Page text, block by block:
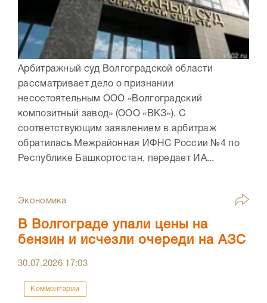
Арбитражный суд Волгоградской области
рассматривает дело о признании
несостоятельным ООО «Волгоградский
композитный завод» (ООО «ВКЗ»). С
соответствующим заявлением в арбитраж
обратилась Межрайонная ИФНС России №4 по
Республике Башкортостан, передает ИА...
Экономика
В Волгограде упали цены на
бензин и исчезли очереди на АЗС
30.07.2026 17:03
Комментарии